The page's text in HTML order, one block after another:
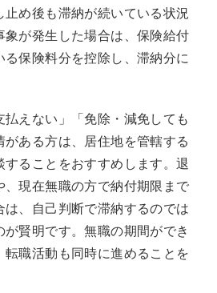
止め後も滞納が続いている状況
象が発生した場合は、保険給付
保険料分を控除し、滞納分に
払えない」「免除・減免しても
がある方は、居住地を管轄する
ることをおすすめします。退
現在無職の方で納付期限まで
は、自己判断で滞納するのでは
賢明です。無職の期間ができ
転職活動も同時に進めることを